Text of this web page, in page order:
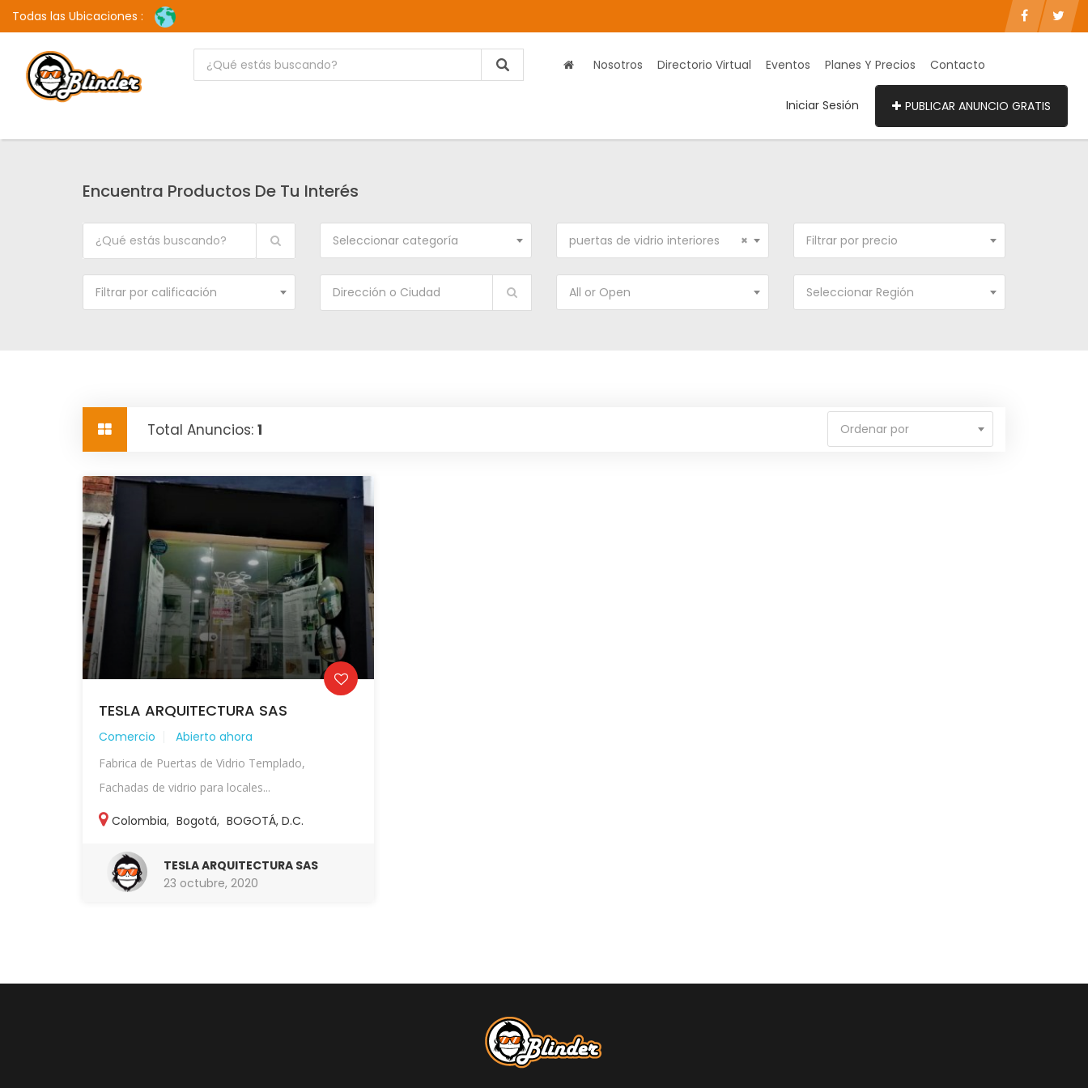
Todas las Ubicaciones :
Nosotros Directorio Virtual Eventos Planes Y Precios Contacto
Iniciar Sesión PUBLICAR ANUNCIO GRATIS
Encuentra Productos De Tu Interés
Seleccionar categoría ×
puertas de vidrio interiores Filtrar por precio
Filtrar por calificación All or Open Seleccionar Región
Total Anuncios: 1 Ordenar por
TESLA ARQUITECTURA SAS
Comercio Abierto ahora
Fabrica de Puertas de Vidrio Templado,
Fachadas de vidrio para locales...
Colombia, Bogotá, BOGOTÁ, D.C.
TESLA ARQUITECTURA SAS
23 octubre, 2020